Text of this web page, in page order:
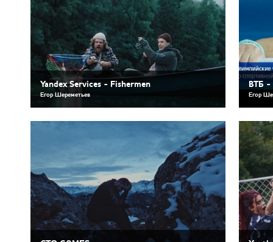
Yandex Services - Fishermen
Егор Шереметьев
ВТБ -
Егор